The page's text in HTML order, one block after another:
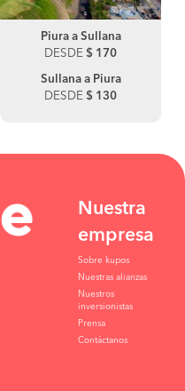
Piura a Sullana
DESDE $ 170
Sullana a Piura
DESDE $ 130
Nuestra
empresa
Sobre kupos
Nuestras alianzas
Nuestros
inversionistas
Prensa
Contáctanos